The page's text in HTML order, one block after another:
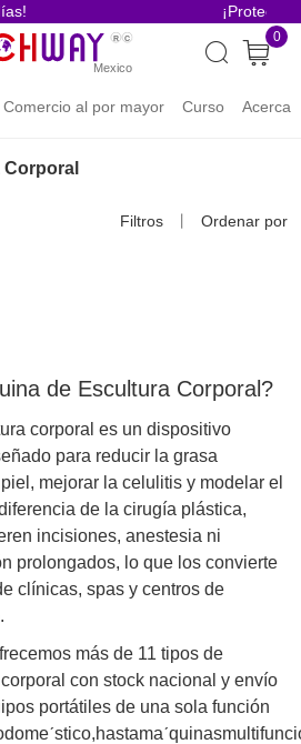
0
Comercio al por mayor Curso Acerca
Filtros Ordenar por
de Escultura Corporal?
corporal es un dispositivo
para reducir la grasa
mejorar la celulitis y modelar el
de la cirugía plástica,
incisiones, anestesia ni
prolongados, lo que los convierte
clínicas, spas y centros de
más de 11 tipos de
con stock nacional y envío
portátiles de una sola función
domeˊstico,hastamaˊquinasmu ltifunci